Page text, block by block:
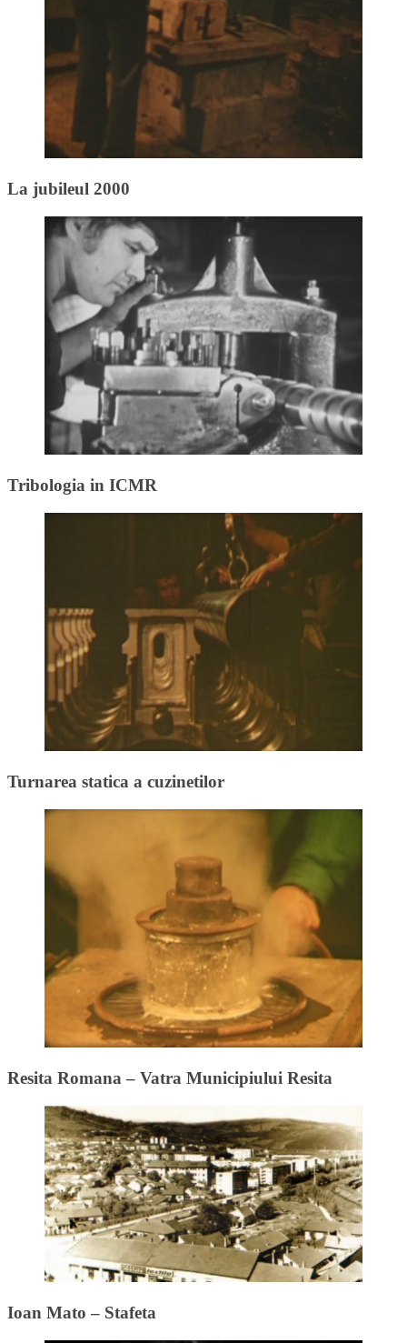
La jubileul 2000
Tribologia in ICMR
Turnarea statica a cuzinetilor
Resita Romana – Vatra Municipiului Resita
Ioan Mato – Stafeta